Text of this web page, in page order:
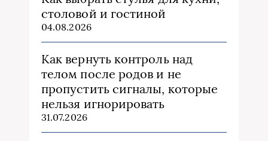
столовой и гостиной
04.08.2026
Как вернуть контроль над
телом после родов и не
пропустить сигналы, которые
нельзя игнорировать
31.07.2026